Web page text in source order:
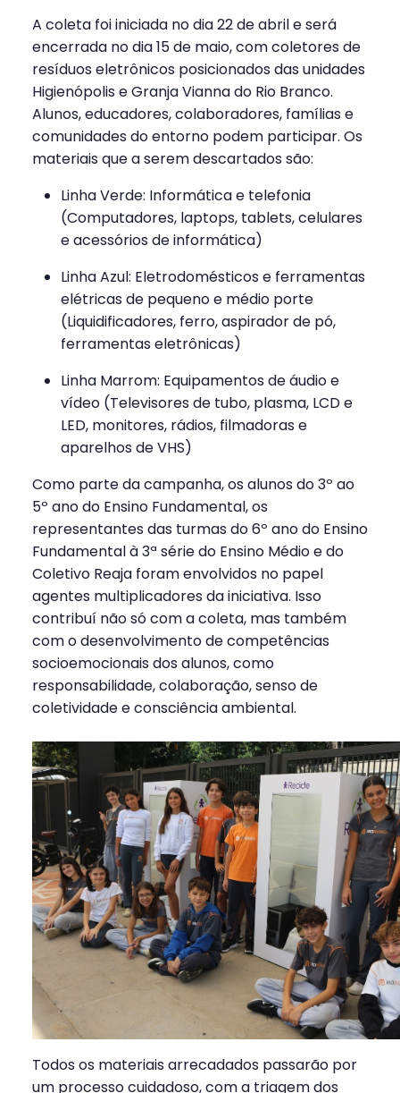
A coleta foi iniciada no dia 22 de abril e será
encerrada no dia 15 de maio, com coletores de
resíduos eletrônicos posicionados das unidades
Higienópolis e Granja Vianna do Rio Branco.
Alunos, educadores, colaboradores, famílias e
comunidades do entorno podem participar. Os
materiais que a serem descartados são:
Linha Verde: Informática e telefonia
(Computadores, laptops, tablets, celulares
e acessórios de informática)
Linha Azul: Eletrodomésticos e ferramentas
elétricas de pequeno e médio porte
(Liquidificadores, ferro, aspirador de pó,
ferramentas eletrônicas)
Linha Marrom: Equipamentos de áudio e
vídeo (Televisores de tubo, plasma, LCD e
LED, monitores, rádios, filmadoras e
aparelhos de VHS)
Como parte da campanha, os alunos do 3º ao
5º ano do Ensino Fundamental, os
representantes das turmas do 6º ano do Ensino
Fundamental à 3ª série do Ensino Médio e do
Coletivo Reaja foram envolvidos no papel
agentes multiplicadores da iniciativa. Isso
contribuí não só com a coleta, mas também
com o desenvolvimento de competências
socioemocionais dos alunos, como
responsabilidade, colaboração, senso de
coletividade e consciência ambiental.
Todos os materiais arrecadados passarão por
um processo cuidadoso, com a triagem dos